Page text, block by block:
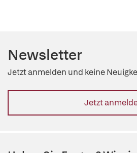
Newsletter
Jetzt anmelden und keine
Jetzt